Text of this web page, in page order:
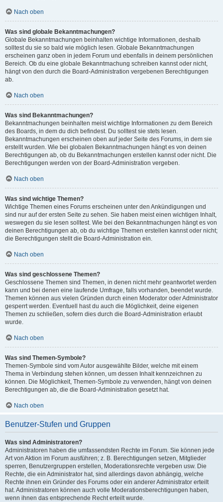
Nach oben
Was sind globale Bekanntmachungen?
Globale Bekanntmachungen beinhalten wichtige Informationen, deshalb
solltest du sie so bald wie möglich lesen. Globale Bekanntmachungen
erscheinen ganz oben in jedem Forum und ebenfalls in deinem persönlichen
Bereich. Ob du eine globale Bekanntmachung schreiben kannst oder nicht,
hängt von den durch die Board-Administration vergebenen Berechtigungen
ab.
Nach oben
Was sind Bekanntmachungen?
Bekanntmachungen beinhalten meist wichtige Informationen zu dem Bereich
des Boards, in dem du dich befindest. Du solltest sie stets lesen.
Bekanntmachungen erscheinen oben auf jeder Seite des Forums, in dem sie
erstellt wurden. Wie bei globalen Bekanntmachungen hängt es von deinen
Berechtigungen ab, ob du Bekanntmachungen erstellen kannst oder nicht. Die
Berechtigungen werden von der Board-Administration vergeben.
Nach oben
Was sind wichtige Themen?
Wichtige Themen eines Forums erscheinen unter den Ankündigungen und
sind nur auf der ersten Seite zu sehen. Sie haben meist einen wichtigen Inhalt,
weswegen du sie lesen solltest. Wie bei den Bekanntmachungen hängt es von
deinen Berechtigungen ab, ob du wichtige Themen erstellen kannst oder nicht;
die Berechtigungen stellt die Board-Administration ein.
Nach oben
Was sind geschlossene Themen?
Geschlossene Themen sind Themen, in denen nicht mehr geantwortet werden
kann und bei denen eine laufende Umfrage, falls vorhanden, beendet wurde.
Themen können aus vielen Gründen durch einen Moderator oder Administrator
gesperrt werden. Eventuell hast du auch die Möglichkeit, deine eigenen
Themen zu schließen, sofern dies durch die Board-Administration erlaubt
wurde.
Nach oben
Was sind Themen-Symbole?
Themen-Symbole sind vom Autor ausgewählte Bilder, welche mit einem
Thema in Verbindung stehen können, um dessen Inhalt kennzeichnen zu
können. Die Möglichkeit, Themen-Symbole zu verwenden, hängt von deinen
Berechtigungen ab, die die Board-Administration gesetzt hat.
Nach oben
Benutzer-Stufen und Gruppen
Was sind Administratoren?
Administratoren haben die umfassendsten Rechte im Forum. Sie können jede
Art von Aktion im Forum ausführen; z. B. Berechtigungen setzen, Mitglieder
sperren, Benutzergruppen erstellen, Moderationsrechte vergeben usw. Die
Rechte, die ein Administrator hat, sind allerdings davon abhängig, welche
Rechte ihnen ein Gründer des Forums oder ein anderer Administrator erteilt
hat. Administratoren können auch volle Moderationsberechtigungen haben,
wenn ihnen das entsprechende Recht erteilt wurde.